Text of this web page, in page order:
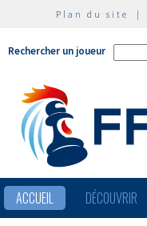
Plan du site |
Rechercher un joueur
ACCUEIL DÉCOUVRIR